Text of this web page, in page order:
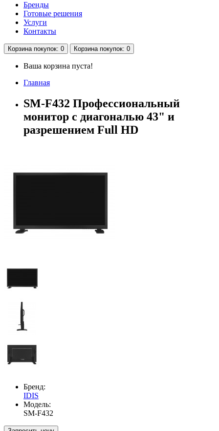
Бренды
Готовые решения
Услуги
Контакты
Корзинапокупок: 0 Корзинапокупок: 0
Ваша корзина пуста!
Главная
SM-F432 Профессиональный
монитор с диагональю 43" и
разрешением Full HD
Бренд:
IDIS
Модель:
SM-F432